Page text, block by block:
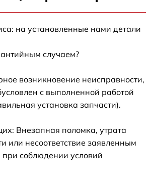
на установленные нами детали
случаем?
возникновение неисправности,
с выполненной работой
установка запчасти).
Внезапная поломка, утрата
или несоответствие заявленным
при соблюдении условий